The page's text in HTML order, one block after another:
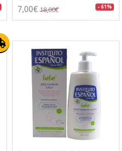
7,00€ 18,00€ - 61%